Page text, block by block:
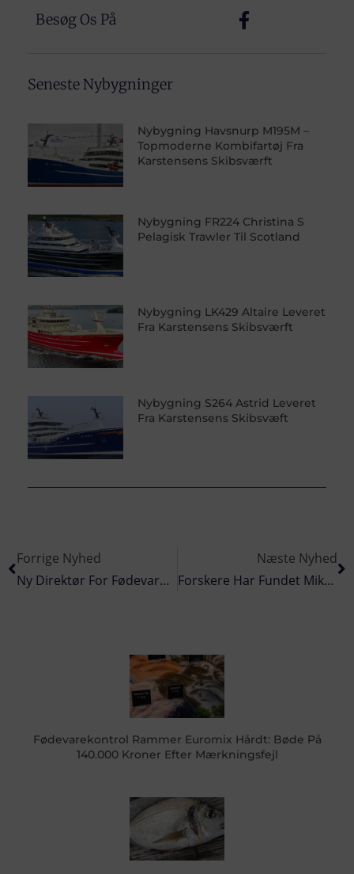
Besøg Os På
Seneste Nybygninger
Nybygning Havsnurp M195M –
Topmoderne Kombifartøj Fra
Karstensens Skibsværft
Nybygning FR224 Christina S
Pelagisk Trawler Til Scotland
Nybygning LK429 Altaire Leveret
Fra Karstensens Skibsværft
Nybygning S264 Astrid Leveret
Fra Karstensens Skibsvæft
Forrige Nyhed
Ny Direktør For Fødevarepartnerskabet
Næste Nyhed
Forskere Har Fundet Mikroplast I Norskehavet
Fødevarekontrol Rammer Euromix Hårdt: Bøde På
140.000 Kroner Efter Mærkningsfejl